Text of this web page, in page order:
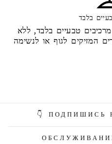
בלבד
טבעיים בלבד, ללא
המזיקים לגוף או לנשימה
ПОДПИШИСЬ